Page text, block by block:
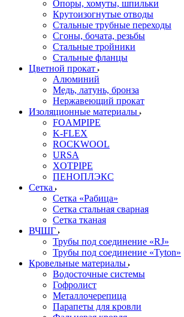
Опоры, хомуты, шпильки
Крутоизогнутые отводы
Стальные трубные переходы
Сгоны, бочата, резьбы
Стальные тройники
Стальные фланцы
Цветной прокат
Алюминий
Медь, латунь, бронза
Нержавеющий прокат
Изоляционные материалы
FOAMPIPE
K-FLEX
ROCKWOOL
URSA
XOTPIPE
ПЕНОПЛЭКС
Сетка
Сетка «Рабица»
Сетка стальная сварная
Сетка тканая
ВЧШГ
Трубы под соединение «RJ»
Трубы под соединение «Tyton»
Кровельные материалы
Водосточные системы
Гофролист
Металлочерепица
Парапеты для кровли